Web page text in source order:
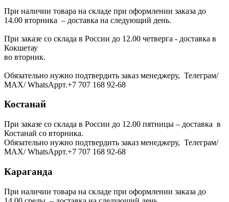
При наличии товара на складе при оформлении заказа до
14.00 вторника – доставка на следующий день.
При заказе со склада в России до 12.00 четверга - доставка в
Кокшетау
во вторник.
Обязательно нужно подтвердить заказ менеджеру, Телеграм/
МАХ/ WhatsAppт.+7 707 168 92-68
Костанай
При заказе со склада в России до 12.00 пятницы – доставка в
Костанай со вторника.
Обязательно нужно подтвердить заказ менеджеру, Телеграм/
МАХ/ WhatsAppт.+7 707 168 92-68
Караганда
При наличии товара на складе при оформлении заказа до